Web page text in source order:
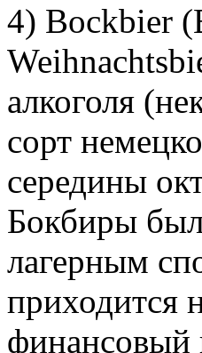
4) Bockbier
алкоголя
сорт
середины
Бокбиры
лагерным
приходится
финансовый